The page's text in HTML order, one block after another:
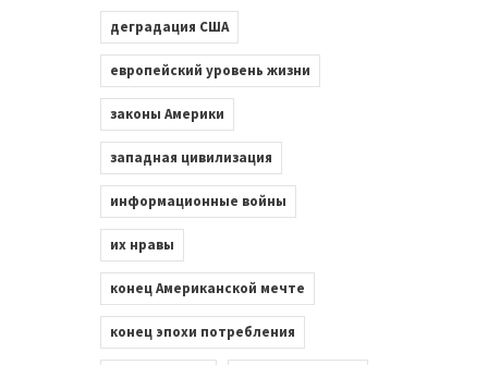
деградация США
европейский уровень жизни
законы Америки
западная цивилизация
информационные войны
их нравы
конец Американской мечте
конец эпохи потребления